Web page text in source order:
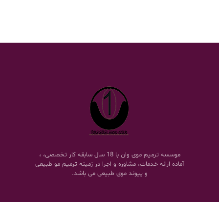
موسسه ترمیم موی وان با 18 سال سابقه کار تخصصی، ،
آماده ارائه خدمات، مشاوره و اجرا در زمینه ترمیم مو طبیعی
و پیوند موی طبیعی می باشد.